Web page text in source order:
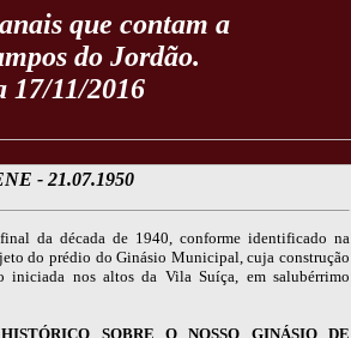
que contam a
do Jordão.
17/11/2016
- 21.07.1950
da década de 1940, conforme identificado na
do prédio do Ginásio Municipal, cuja construção
iniciada nos altos da Vila Suíça, em salubérrimo
SOBRE O NOSSO GINÁSIO DE